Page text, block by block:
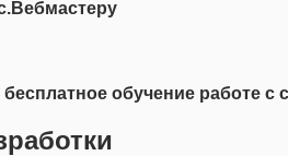
обучение работе с